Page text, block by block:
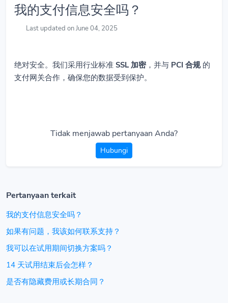
我的支付信息安全吗？
Last updated on June 04, 2025
绝对安全。我们采用行业标准 SSL 加密，并与 PCI 合规的
支付网关合作，确保您的数据受到保护。
Tidak menjawab pertanyaan Anda?
Hubungi
Pertanyaan terkait
我的支付信息安全吗？
如果有问题，我该如何联系支持？
我可以在试用期间切换方案吗？
14 天试用结束后会怎样？
是否有隐藏费用或长期合同？